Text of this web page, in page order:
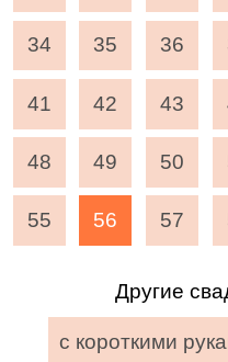
34 35 36
41 42 43
48 49 50
55 56 57
Другие
с короткими